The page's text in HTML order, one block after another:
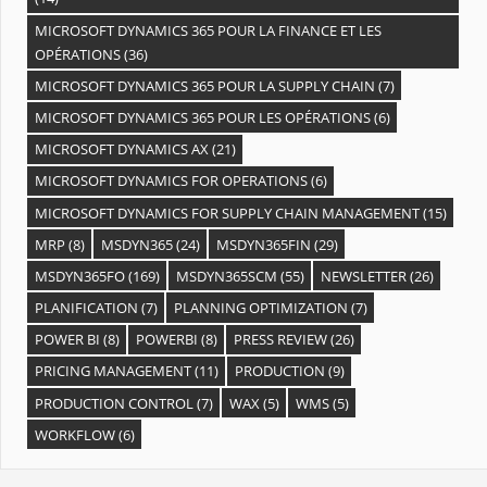
MICROSOFT DYNAMICS 365 POUR LA FINANCE ET LES
OPÉRATIONS(36)
MICROSOFT DYNAMICS 365 POUR LA SUPPLY CHAIN (7)
MICROSOFT DYNAMICS 365 POUR LES OPÉRATIONS(6)
MICROSOFT DYNAMICS AX(21)
MICROSOFT DYNAMICS FOR OPERATIONS(6)
MICROSOFT DYNAMICS FOR SUPPLY CHAIN MANAGEMENT(15)
MRP (8) MSDYN365(24) MSDYN365FIN (29)
MSDYN365FO(169) MSDYN365SCM (55) NEWSLETTER(26)
PLANIFICATION (7) PLANNING OPTIMIZATION (7)
POWER BI (8) POWERBI (8) PRESS REVIEW(26)
PRICING MANAGEMENT(11) PRODUCTION (9)
PRODUCTION CONTROL(7) WAX(5) WMS(5)
WORKFLOW(6)